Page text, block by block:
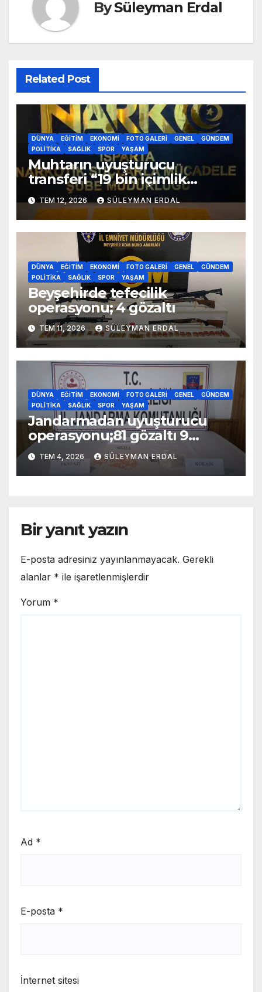
BySüleyman Erdal
Related Post
DÜNYA EĞITIM EKONOMI FOTO GALERI GENEL
GÜNDEM
POLITIKA
SAĞLIK SPOR YAŞAM
Muhtarın uyuşturucu
transferi “19 bin içimlik
uyuşturucu ele geçirildi”
TEM 12, 2026 SÜLEYMAN ERDAL
DÜNYA EĞITIM EKONOMI FOTO GALERI GENEL
GÜNDEM
POLITIKA
SAĞLIK SPOR YAŞAM
Beyşehirde tefecilik
operasyonu; 4 gözaltı
TEM 11, 2026 SÜLEYMAN ERDAL
DÜNYA EĞITIM EKONOMI FOTO GALERI GENEL
GÜNDEM
POLITIKA
SAĞLIK SPOR YAŞAM
Jandarmadan uyuşturucu
operasyonu;81 gözaltı 9
tutuklama
TEM 4, 2026 SÜLEYMAN ERDAL
Bir yanıt yazın
E-posta adresiniz yayınlanmayacak. Gerekli
alanlar * ile işaretlenmişlerdir
Yorum *
Ad *
E-posta *
İnternet sitesi